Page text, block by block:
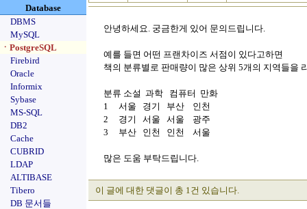
Database
DBMS
MySQL
ㆍPostgreSQL
Firebird
Oracle
Informix
Sybase
MS-SQL
DB2
Cache
CUBRID
LDAP
ALTIBASE
Tibero
DB 문서들
안녕하세요. 궁금한게 있어 문의드립니다.
예를 들면 어떤 프랜차이즈 서점이 있다고하면
책의 분류별로 판매량이 많은 상위 5개의 지역들을
분류 소설 과학 컴퓨터 만화
1 서울 경기 부산 인천
2 경기 서울 서울 광주
3 부산 인천 인천 서울
많은 도움 부탁드립니다.
이 글에 대한 댓글이 총 1건 있습니다.